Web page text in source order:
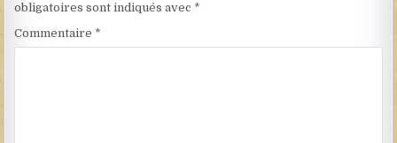
obligatoires sont indiqués avec *
Commentaire *